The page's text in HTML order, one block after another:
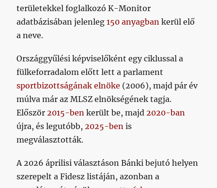
területekkel foglalkozó K-Monitor
adatbázisában jelenleg150 anyagban kerül elő
a neve.
Országgyűlési képviselőként egy ciklussal a
fülkeforradalom előtt lett a parlament
sportbizottságának elnöke (2006), majd pár év
múlva már az MLSZ elnökségének tagja.
Először2015-ben került be, majd2020-ban
újra, és legutóbb,2025-ben is
megválasztották.
A 2026 áprilisi választáson Bánki bejutó helyen
szerepelt a Fidesz listáján, azonban a